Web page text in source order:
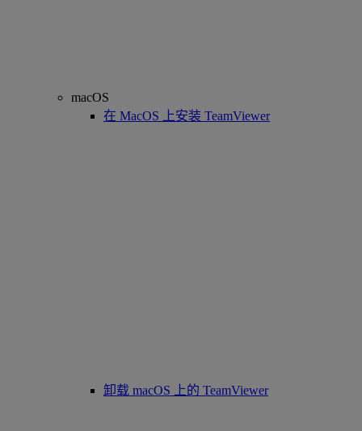
macOS
在 MacOS 上安装 TeamViewer
卸载 macOS 上的 TeamViewer